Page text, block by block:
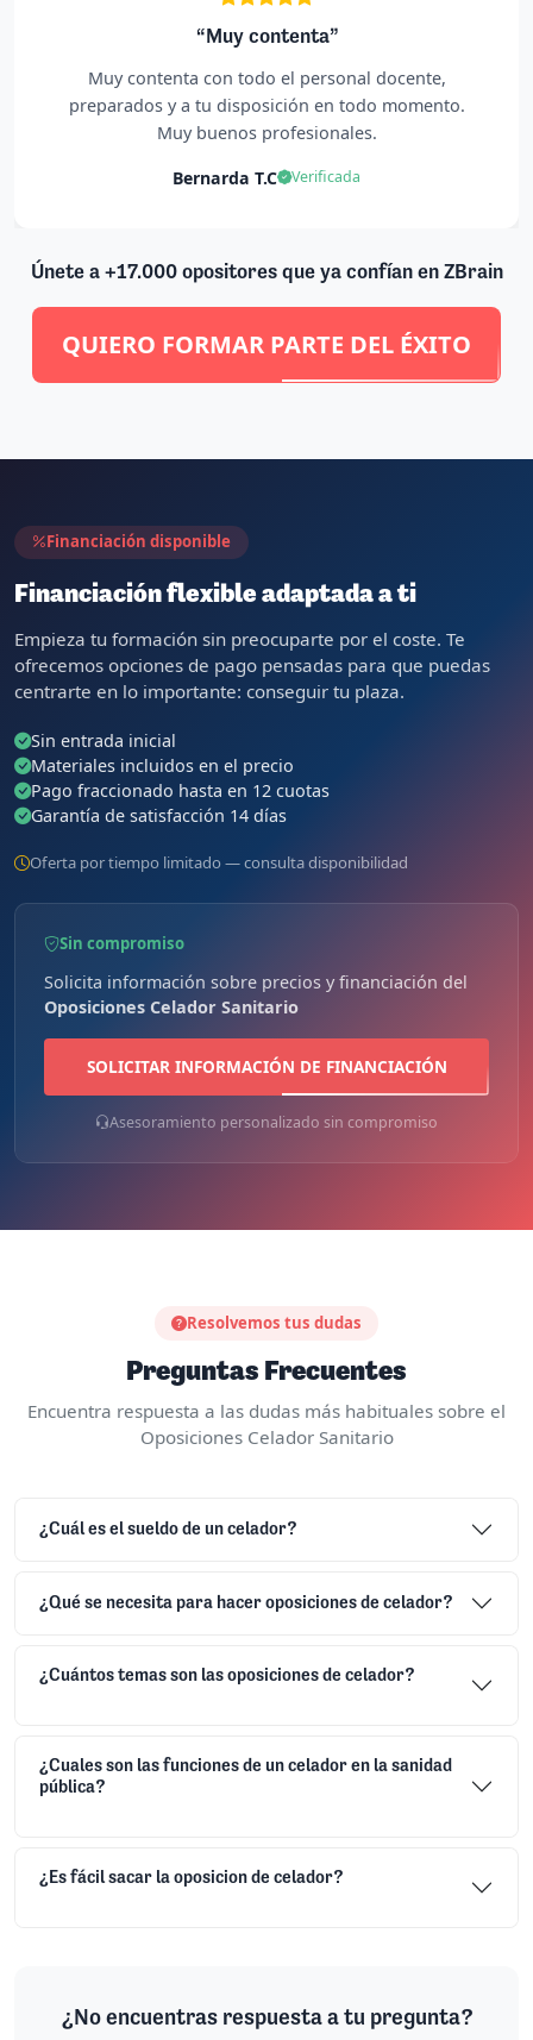
“Muy contenta”
Muy contenta con todo el personal docente,
preparados y a tu disposición en todo momento.
Muy buenos profesionales.
Bernarda T.C
Verificada
Únete a +17.000 opositores que ya confían en ZBrain
QUIERO FORMAR PARTE DEL ÉXITO
Financiación disponible
Financiación flexible adaptada a ti
Empieza tu formación sin preocuparte por el coste. Te
ofrecemos opciones de pago pensadas para que puedas
centrarte en lo importante: conseguir tu plaza.
Sin entrada inicial
Materiales incluidos en el precio
Pago fraccionado hasta en 12 cuotas
Garantía de satisfacción 14 días
Oferta por tiempo limitado — consulta disponibilidad
Sin compromiso
Solicita información sobre precios y financiación del
Oposiciones Celador Sanitario
SOLICITAR INFORMACIÓN DE FINANCIACIÓN
Asesoramiento personalizado sin compromiso
Resolvemos tus dudas
Preguntas Frecuentes
Encuentra respuesta a las dudas más habituales sobre el
Oposiciones Celador Sanitario
¿Cuál es el sueldo de un celador?
¿Qué se necesita para hacer oposiciones de celador?
¿Cuántos temas son las oposiciones de celador?
¿Cuales son las funciones de un celador en la sanidad
pública?
¿Es fácil sacar la oposicion de celador?
¿No encuentras respuesta a tu pregunta?